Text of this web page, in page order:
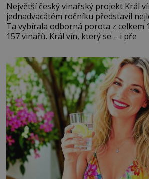
Největší český vinařský projekt Král
jednadvacátém ročníku představil
Ta vybírala odborná porota z celkem
157 vinařů. Král vín, který se – i pře